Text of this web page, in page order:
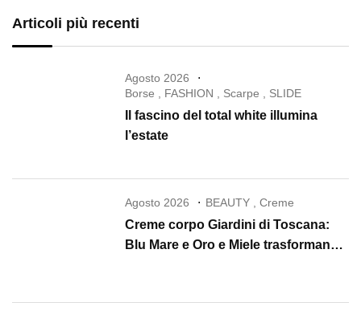
Articoli più recenti
Agosto 2026
Borse
FASHION Scarpe SLIDE
Il fascino del total white illumina
l’estate
Agosto 2026 BEAUTY ,Creme
Creme corpo Giardini di Toscana:
Blu Mare e Oro e Miele trasformano